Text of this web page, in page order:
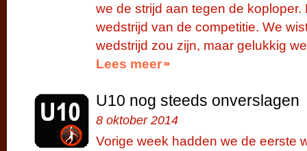
we de strijd aan tegen de
wedstrijd van de competitie. We
wedstrijd zou zijn, maar gelukkig
Lees meer
U10 nog steeds onverslagen
8 oktober 2014
Vorige week hadden we de eerste